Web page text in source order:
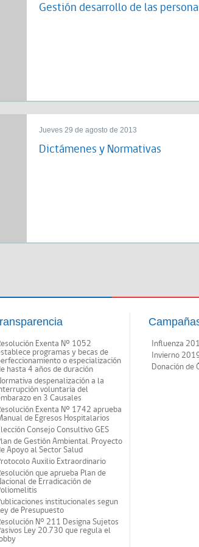
Gestión desarrollo de las
Jueves 29 de agosto de 2013
Dictámenes y Normativas
Exenta Nº 1052
programas y becas de
o especialización
hasta 4 años de duración
despenalización a la
voluntaria del
en 3 Causales
Exenta Nº 1742 aprueba
de Egresos Hospitalarios
Consejo Consultivo GES
de Gestión Ambiental. Proyecto
Apoyo al Sector Salud
Auxilio Extraordinario
que aprueba Plan de
de Erradicación de
institucionales segun
de Presupuesto
N° 211 Designa Sujetos
Ley 20.730 que regula el
Influenza
Invierno
Donación de